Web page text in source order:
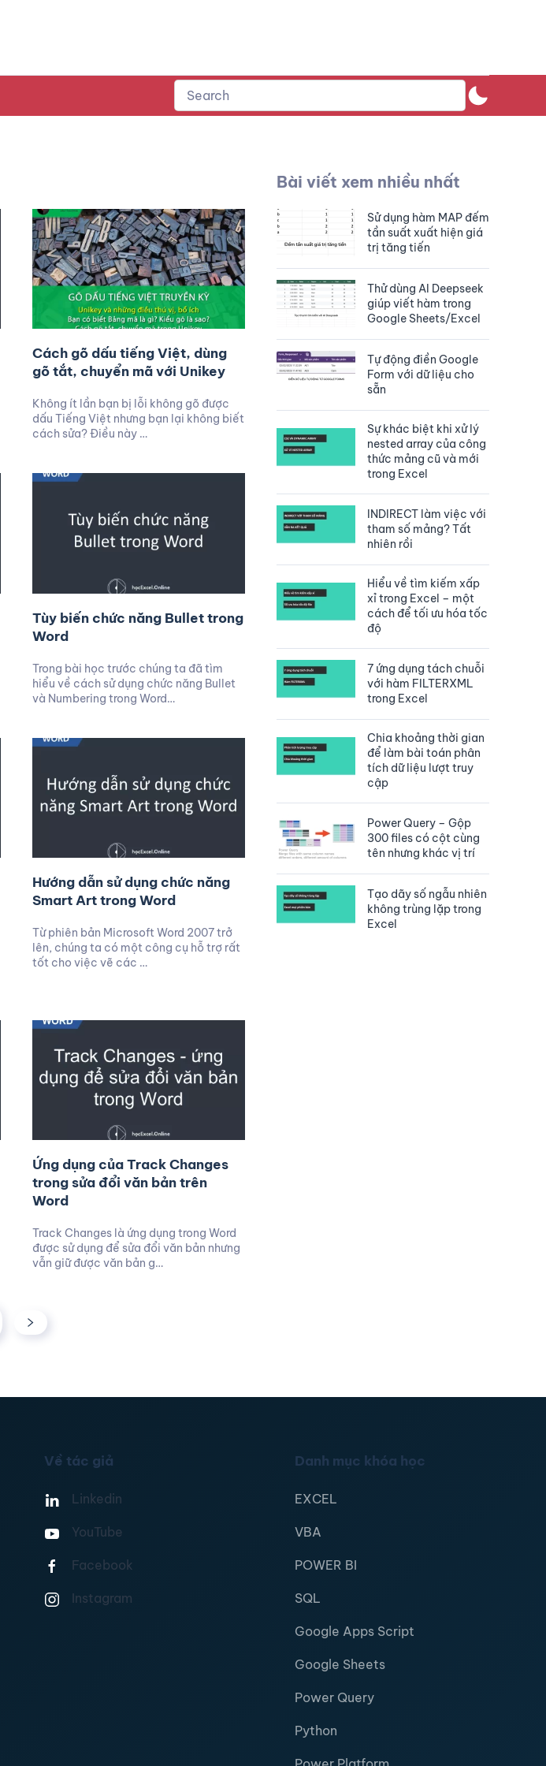
Cách gõ dấu tiếng Việt, dùng
gõ tắt, chuyển mã với Unikey
Không ít lần bạn bị lỗi không gõ được
dấu Tiếng Việt nhưng bạn lại không biết
cách sửa? Điều này …
Tùy biến chức năng Bullet trong
Word
Trong bài học trước chúng ta đã tìm
hiểu về cách sử dụng chức năng Bullet
và Numbering trong Word…
Hướng dẫn sử dụng chức năng
Smart Art trong Word
Từ phiên bản Microsoft Word 2007 trở
lên, chúng ta có một công cụ hỗ trợ rất
tốt cho việc vẽ các …
Ứng dụng của Track Changes
trong sửa đổi văn bản trên
Word
Track Changes là ứng dụng trong Word
được sử dụng để sửa đổi văn bản nhưng
vẫn giữ được văn bản g…
Bài viết xem nhiều nhất
Sử dụng hàm MAP đếm
tần suất xuất hiện giá
trị tăng tiến
Thử dùng AI Deepseek
giúp viết hàm trong
Google Sheets/Excel
Tự động điền Google
Form với dữ liệu cho
sẵn
Sự khác biệt khi xử lý
nested array của công
thức mảng cũ và mới
trong Excel
INDIRECT làm việc với
tham số mảng? Tất
nhiên rồi
Hiểu về tìm kiếm xấp
xỉ trong Excel – một
cách để tối ưu hóa tốc
độ
7 ứng dụng tách chuỗi
với hàm FILTERXML
trong Excel
Chia khoảng thời gian
để làm bài toán phân
tích dữ liệu lượt truy
cập
Power Query – Gộp
300 files có cột cùng
tên nhưng khác vị trí
Tạo dãy số ngẫu nhiên
không trùng lặp trong
Excel
Về tác giả
Linkedin
YouTube
Facebook
Instagram
Danh mục khóa học
EXCEL
VBA
POWER BI
SQL
Google Apps Script
Google Sheets
Power Query
Python